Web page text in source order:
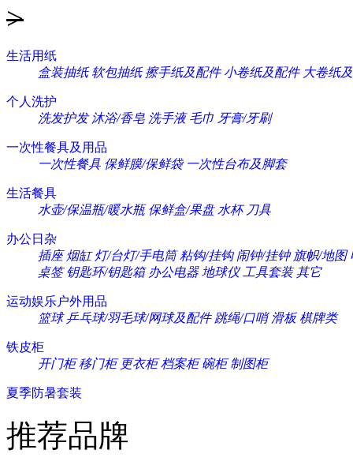
>
生活用纸
盒装抽纸 软包抽纸 擦手纸及配件 小卷纸及配件 大卷纸
个人洗护
洗发护发 沐浴/香皂 洗手液 毛巾 牙膏/牙刷
一次性餐具及用品
一次性餐具 保鲜膜/保鲜袋 一次性台布及脚套
生活餐具
水壶/保温瓶/暖水瓶 保鲜盒/果盘 水杯 刀具
办公日杂
插座 烟缸 灯/台灯/手电筒 粘钩/挂钩 闹钟/挂钟 旗帜/地图
桌签 钥匙环/钥匙箱 办公电器 地球仪 工具套装 其它
运动娱乐户外用品
篮球 乒乓球/羽毛球/网球及配件 跳绳/口哨 滑板 棋牌类
铁皮柜
开门柜 移门柜 更衣柜 档案柜 碗柜 制图柜
夏季防暑套装
推荐品牌